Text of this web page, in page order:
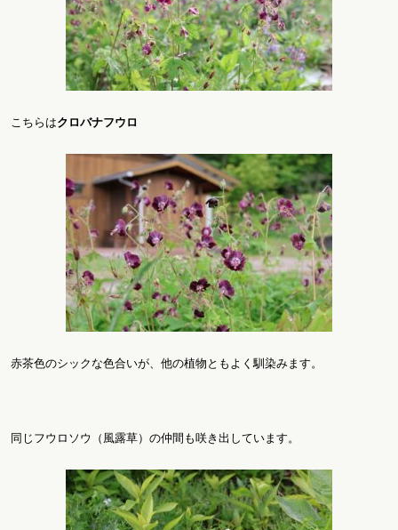
こちらはクロバナフウロ
赤茶色のシックな色合いが、他の植物ともよく馴染みます。
同じフウロソウ（風露草）の仲間も咲き出しています。